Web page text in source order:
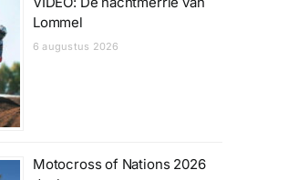
Lommel
6 augustus 2026
Motocross of Nations 2026